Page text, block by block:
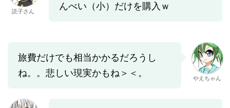
読子さん
んべい（小）だけを購入ｗ
旅費だけでも相当かかるだろうし
ね。。悲しい現実かもね＞＜。
やえちゃん